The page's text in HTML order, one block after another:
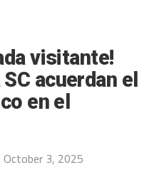
visitante!
acuerdan el
en el
October 3, 2025